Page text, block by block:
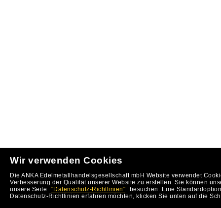
Wir verwenden Cookies
Die ANKA Edelmetallhandelsgesellschaft mbH Website verwendet
Verbesserung der Qualität unserer Website zu erstellen. Sie können
unsere Seite
"Datenschutz-Richtlinien"
besuchen. Eine
Datenschutz-Richtlinien erfahren möchten, klicken Sie unten auf die